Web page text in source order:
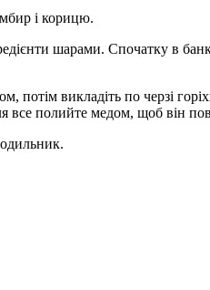
і корицю.
шарами. Спочатку в
потім викладіть по черзі
все полийте медом, щоб він